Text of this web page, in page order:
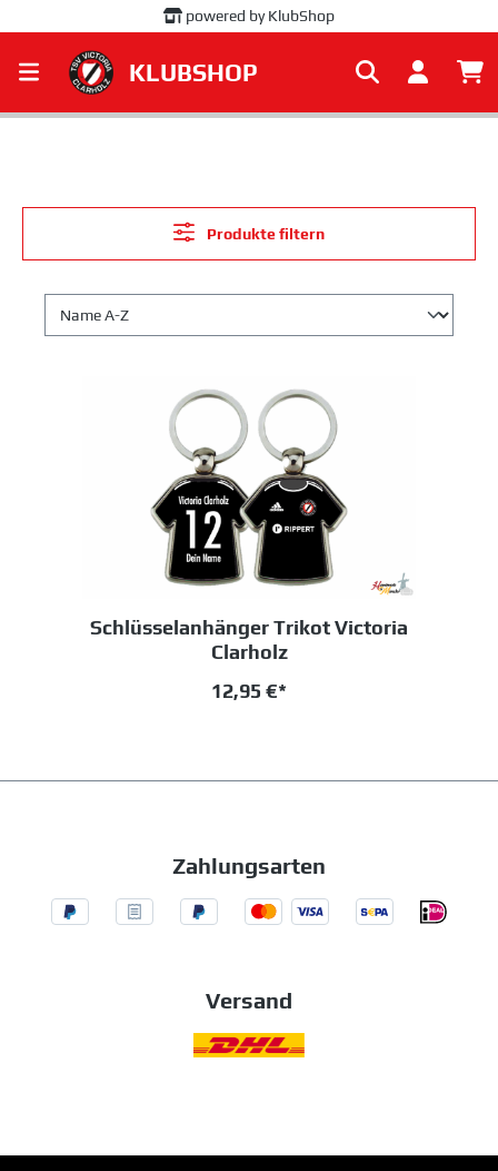
powered by KlubShop
KLUBSHOP
Produkte filtern
Schlüsselanhänger Trikot Victoria
Clarholz
12,95 €*
Zahlungsarten
Versand